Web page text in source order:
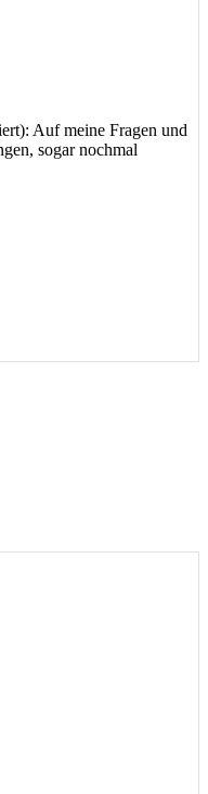
Auf meine Fragen und
sogar nochmal